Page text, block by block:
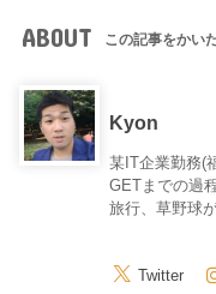
ABOUT この記事をかい
Kyon
某IT企業勤務(
GETまでの過
旅行、草野球
Twitter